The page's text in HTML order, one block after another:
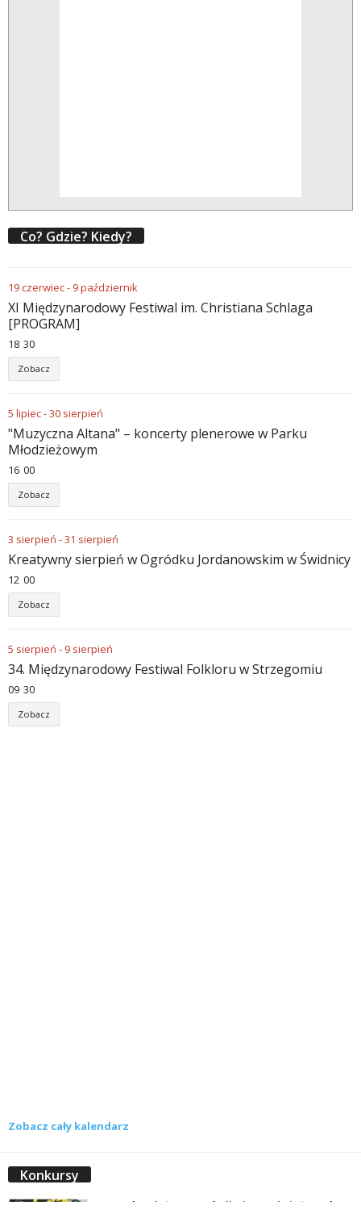
Co? Gdzie? Kiedy?
19czerwiec- 9październik
XI Międzynarodowy Festiwal im. Christiana Schlaga
[PROGRAM]
18 30
Zobacz
5 lipiec-30 sierpień
"Muzyczna Altana" – koncerty plenerowe w Parku
Młodzieżowym
16 00
Zobacz
3 sierpień -31 sierpień
Kreatywny sierpień w Ogródku Jordanowskim w Świdnicy
12 00
Zobacz
5 sierpień - 9 sierpień
34. Międzynarodowy Festiwal Folkloru w Strzegomiu
09 30
Zobacz
Zobacz cały kalendarz
Konkursy
Zamek Książ przemówił głosami służących.